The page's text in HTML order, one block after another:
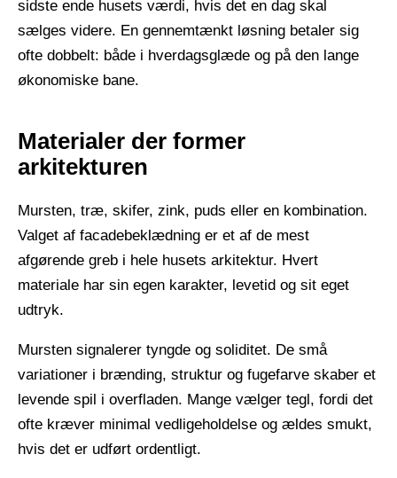
sidste ende husets værdi, hvis det en dag skal
sælges videre. En gennemtænkt løsning betaler sig
ofte dobbelt: både i hverdagsglæde og på den lange
økonomiske bane.
Materialer der former
arkitekturen
Mursten, træ, skifer, zink, puds eller en kombination.
Valget af facadebeklædning er et af de mest
afgørende greb i hele husets arkitektur. Hvert
materiale har sin egen karakter, levetid og sit eget
udtryk.
Mursten signalerer tyngde og soliditet. De små
variationer i brænding, struktur og fugefarve skaber et
levende spil i overfladen. Mange vælger tegl, fordi det
ofte kræver minimal vedligeholdelse og ældes smukt,
hvis det er udført ordentligt.